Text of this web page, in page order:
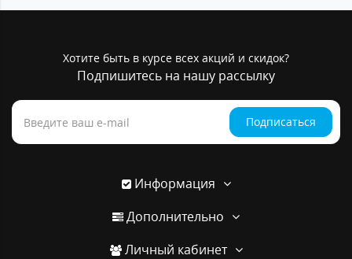
Хотите быть в курсе всех акций и скидок?
Подпишитесь на нашу рассылку
Подписаться
Информация
Дополнительно
Личный кабинет